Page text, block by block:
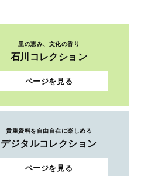
里の恵み、文化の香り
石川コレクション
ページを見る
貴重資料を自由自在に楽しめる
デジタルコレクション
ページを見る